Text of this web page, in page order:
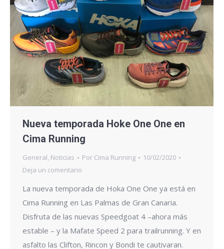
Nueva temporada Hoke One One en
Cima Running
General, Noticias Por Cima Running
10/02/2020
Deja un comentario
La nueva temporada de Hoka One One ya está en
Cima Running en Las Palmas de Gran Canaria.
Disfruta de las nuevas Speedgoat 4 –ahora más
estable – y la Mafate Speed 2 para trailrunning. Y en
asfalto las Clifton, Rincon y Bondi te cautivaran.